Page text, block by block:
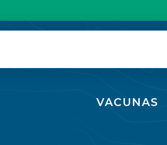
VACUNAS